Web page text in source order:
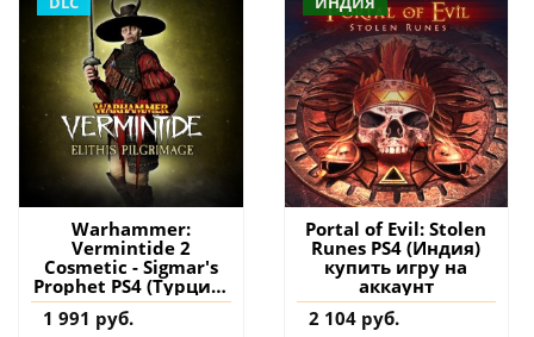
Warhammer:
Vermintide 2
Cosmetic - Sigmar's
Prophet PS4 (Турция)
купить дополнение
на аккаунт
1 991 руб.
Portal of Evil: Stolen
Runes PS4 (Индия)
купить игру на
аккаунт
2 104 руб.